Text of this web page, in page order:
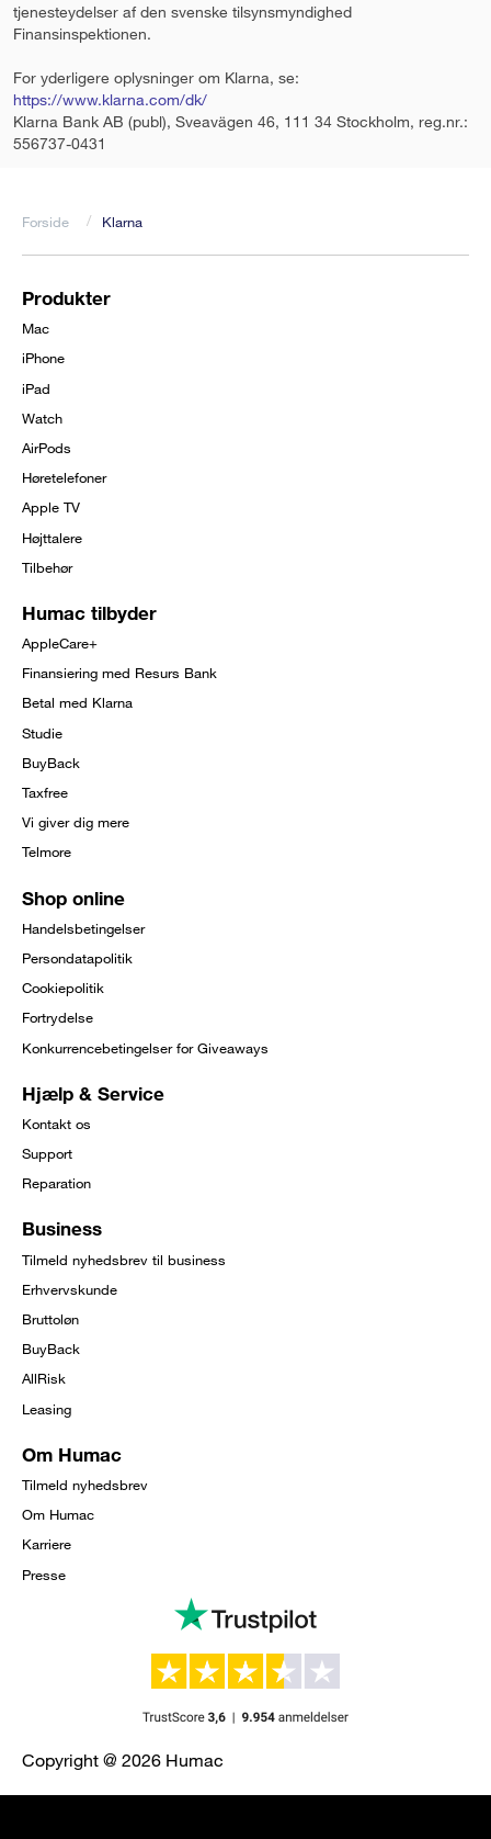
tjenesteydelser af den svenske tilsynsmyndighed
Finansinspektionen.
For yderligere oplysninger om Klarna, se:
https://www.klarna.com/dk/
Klarna Bank AB (publ), Sveavägen 46, 111 34 Stockholm, reg.nr.:
556737-0431
Brødkrumme
Forside Klarna
Footer
menu
Produkter
Mac
iPhone
iPad
Watch
AirPods
Høretelefoner
Apple TV
Højttalere
Tilbehør
Humac tilbyder
AppleCare+
Finansiering med Resurs Bank
Betal med Klarna
Studie
BuyBack
Taxfree
Vi giver dig mere
Telmore
Shop online
Handelsbetingelser
Persondatapolitik
Cookiepolitik
Fortrydelse
Konkurrencebetingelser for Giveaways
Hjælp & Service
Kontakt os
Support
Reparation
Business
Tilmeld nyhedsbrev til business
Erhvervskunde
Bruttoløn
BuyBack
AllRisk
Leasing
Om Humac
Tilmeld nyhedsbrev
Om Humac
Karriere
Presse
Copyright @ 2026 Humac